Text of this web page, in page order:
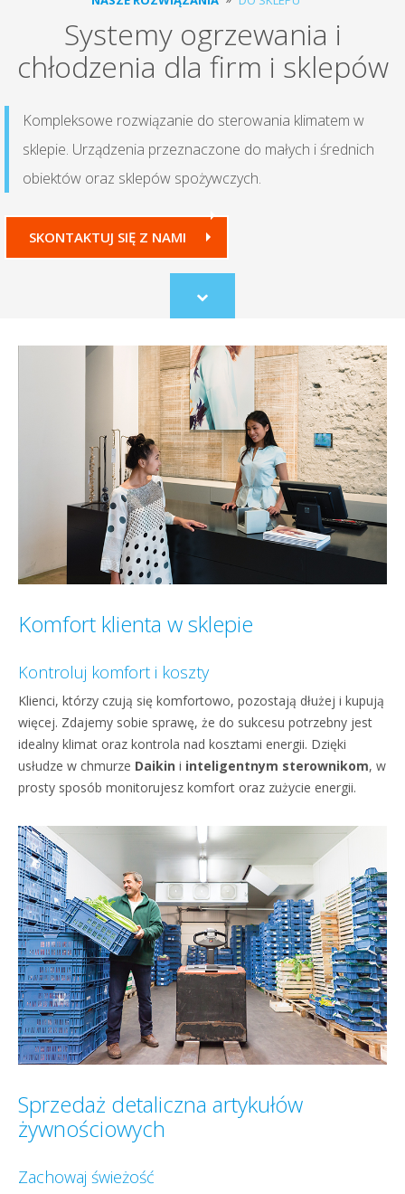
Systemy ogrzewania i
chłodzenia dla firm i sklepów
Kompleksowe rozwiązanie do sterowania klimatem w
sklepie. Urządzenia przeznaczone do małych i średnich
obiektów oraz sklepów spożywczych.
SKONTAKTUJ SIĘ Z NAMI
Scroll
to
Komfort klienta w sklepie
Kontroluj komfort i koszty
Klienci, którzy czują się komfortowo, pozostają dłużej i kupują
więcej. Zdajemy sobie sprawę, że do sukcesu potrzebny jest
idealny klimat oraz kontrola nad kosztami energii. Dzięki
usłudze w chmurze Daikin i inteligentnym sterownikom, w
prosty sposób monitorujesz komfort oraz zużycie energii.
Sprzedaż detaliczna artykułów
żywnościowych
Zachowaj świeżość